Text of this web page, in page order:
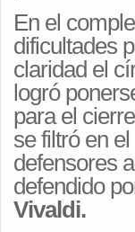
En el
dificultades
claridad el
logró
para el
se filtró en
defensores
defendido
Vivaldi.